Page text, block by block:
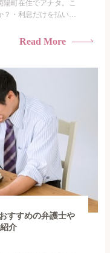
陽町在住でアナタ。こ
？・利息だけを払い続
鬱になる。・闇金に
Read More
すすめの弁護士や
介